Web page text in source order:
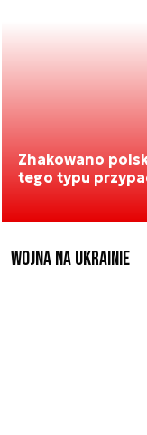
Zhakowano
tego typu
Wojna na Ukrainie